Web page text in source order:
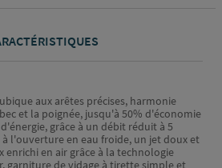
aux arêtes précises, harmonie
et la poignée, jusqu'à 50% d'économie
grâce à un débit réduit à 5
l'ouverture en eau froide, un jet doux et
enrichi en air grâce à la technologie
garniture de vidage à tirette simple et